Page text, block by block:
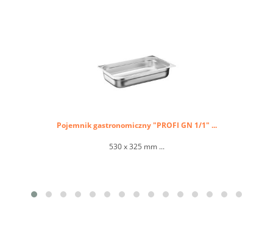
Pojemnik gastronomiczny "PROFI GN 1/1" ...
530 x 325 mm ...